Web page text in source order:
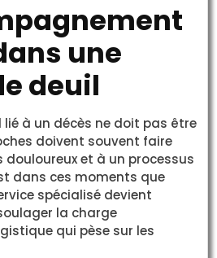
une
deuil
lié à un décès ne doit pas être
doivent souvent faire
douloureux et à un processus
dans ces moments que
spécialisé devient
la charge
qui pèse sur les